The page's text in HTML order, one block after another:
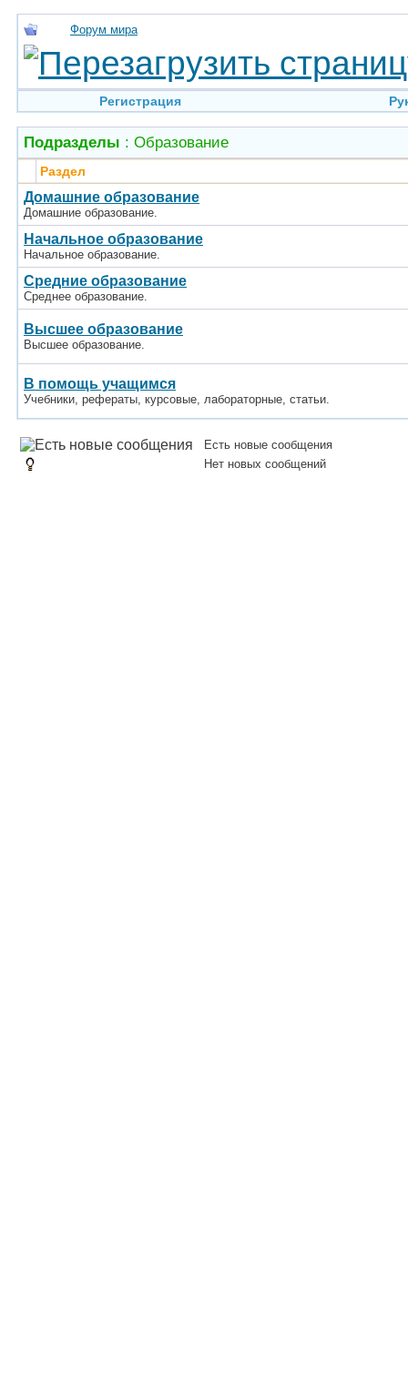
Форум мира
Регистрация
Подразделы : Образование
Раздел
Домашние образование
Домашние образование.
Начальное образование
Начальное образование.
Средние образование
Среднее образование.
Высшее образование
Высшее образование.
В помощь учащимся
Учебники, рефераты, курсовые, лабораторные, статьи.
Есть новые сообщения
Нет новых сообщений